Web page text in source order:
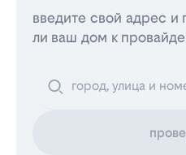
введите свой адрес и
ли ваш дом к